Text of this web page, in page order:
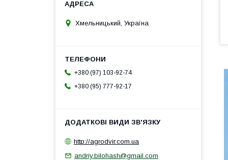
Хмельницький, Україна
+380 (97) 103-92-74
+380 (95) 777-92-17
http://agrodvir.com.ua
andriy.bilohash@gmail.com